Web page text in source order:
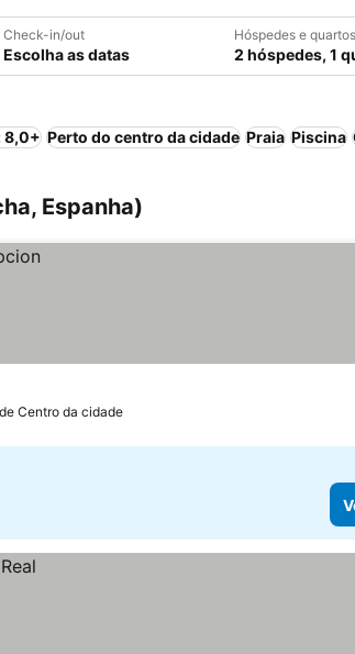
Check-in/out
Escolha as datas
Hóspedes e quartos
2 hóspedes, 1
8,0+ Perto do centro da cidade Praia Piscina
Espanha)
Centro da cidade